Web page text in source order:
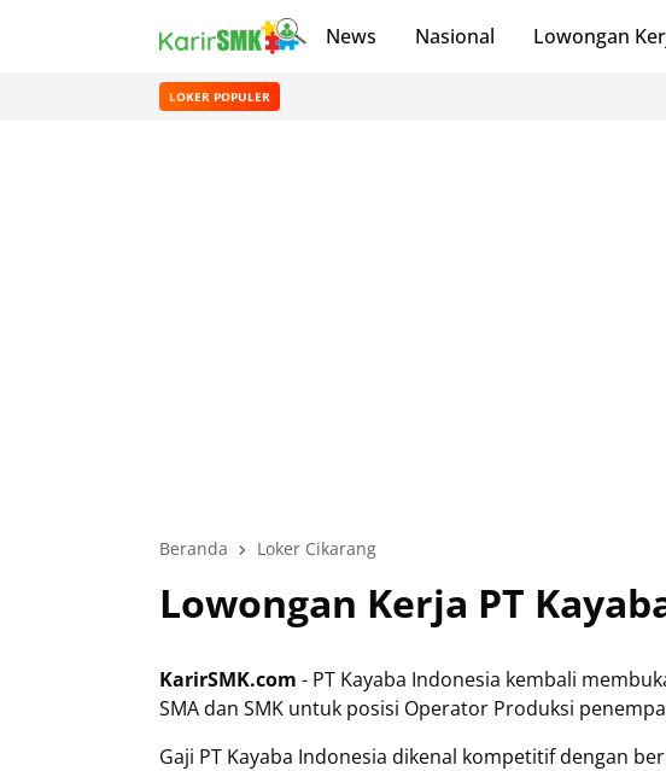
News Nasional Lowongan
LOKER POPULER
Beranda Loker Cikarang
Lowongan Kerja PT
KarirSMK.com - PT Kayaba Indonesia kembali
SMA dan SMK untuk posisi Operator Produksi
Gaji PT Kayaba Indonesia dikenal kompetitif dengan